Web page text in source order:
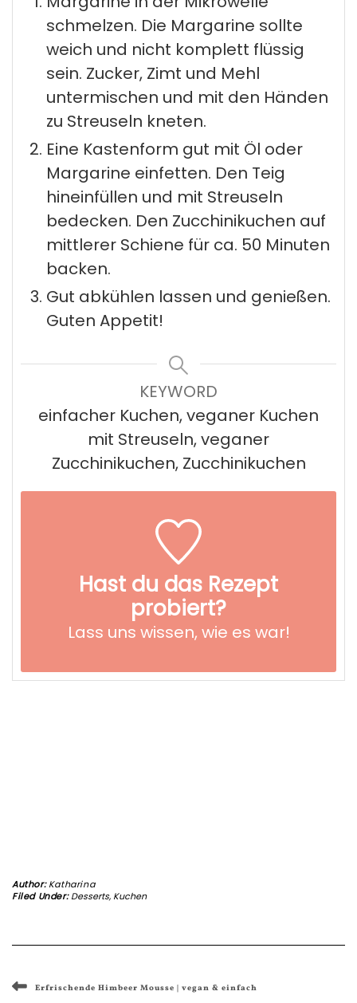
schmelzen. Die Margarine sollte
weich und nicht komplett flüssig
sein. Zucker, Zimt und Mehl
untermischen und mit den Händen
zu Streuseln kneten.
Eine Kastenform gut mit Öl oder
Margarine einfetten. Den Teig
hineinfüllen und mit Streuseln
bedecken. Den Zucchinikuchen auf
mittlerer Schiene für ca. 50 Minuten
backen.
Gut abkühlen lassen und genießen.
Guten Appetit!
KEYWORD
einfacher Kuchen, veganer Kuchen
mit Streuseln, veganer
Zucchinikuchen, Zucchinikuchen
Hast du das Rezept
probiert?
Lass uns wissen, wie es war!
Author:Katharina
Filed Under:Desserts, Kuchen
Erfrischende Himbeer Mousse | vegan & einfach